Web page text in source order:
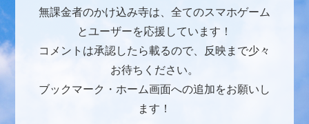
無課金者のかけ込み寺は、全てのスマホゲーム
とユーザーを応援しています！
コメントは承認したら載るので、反映まで少々
お待ちください。
ブックマーク・ホーム画面への追加をお願いし
ます！